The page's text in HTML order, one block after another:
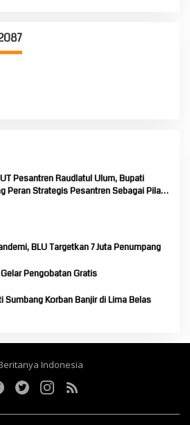
Pesantren Raudlatul Ulum, Bupati
Peran Strategis Pesantren Sebagai Pilar
BLU Targetkan 7 Juta Penumpang
Pengobatan Gratis
Sumbang Korban Banjir di Lima Belas